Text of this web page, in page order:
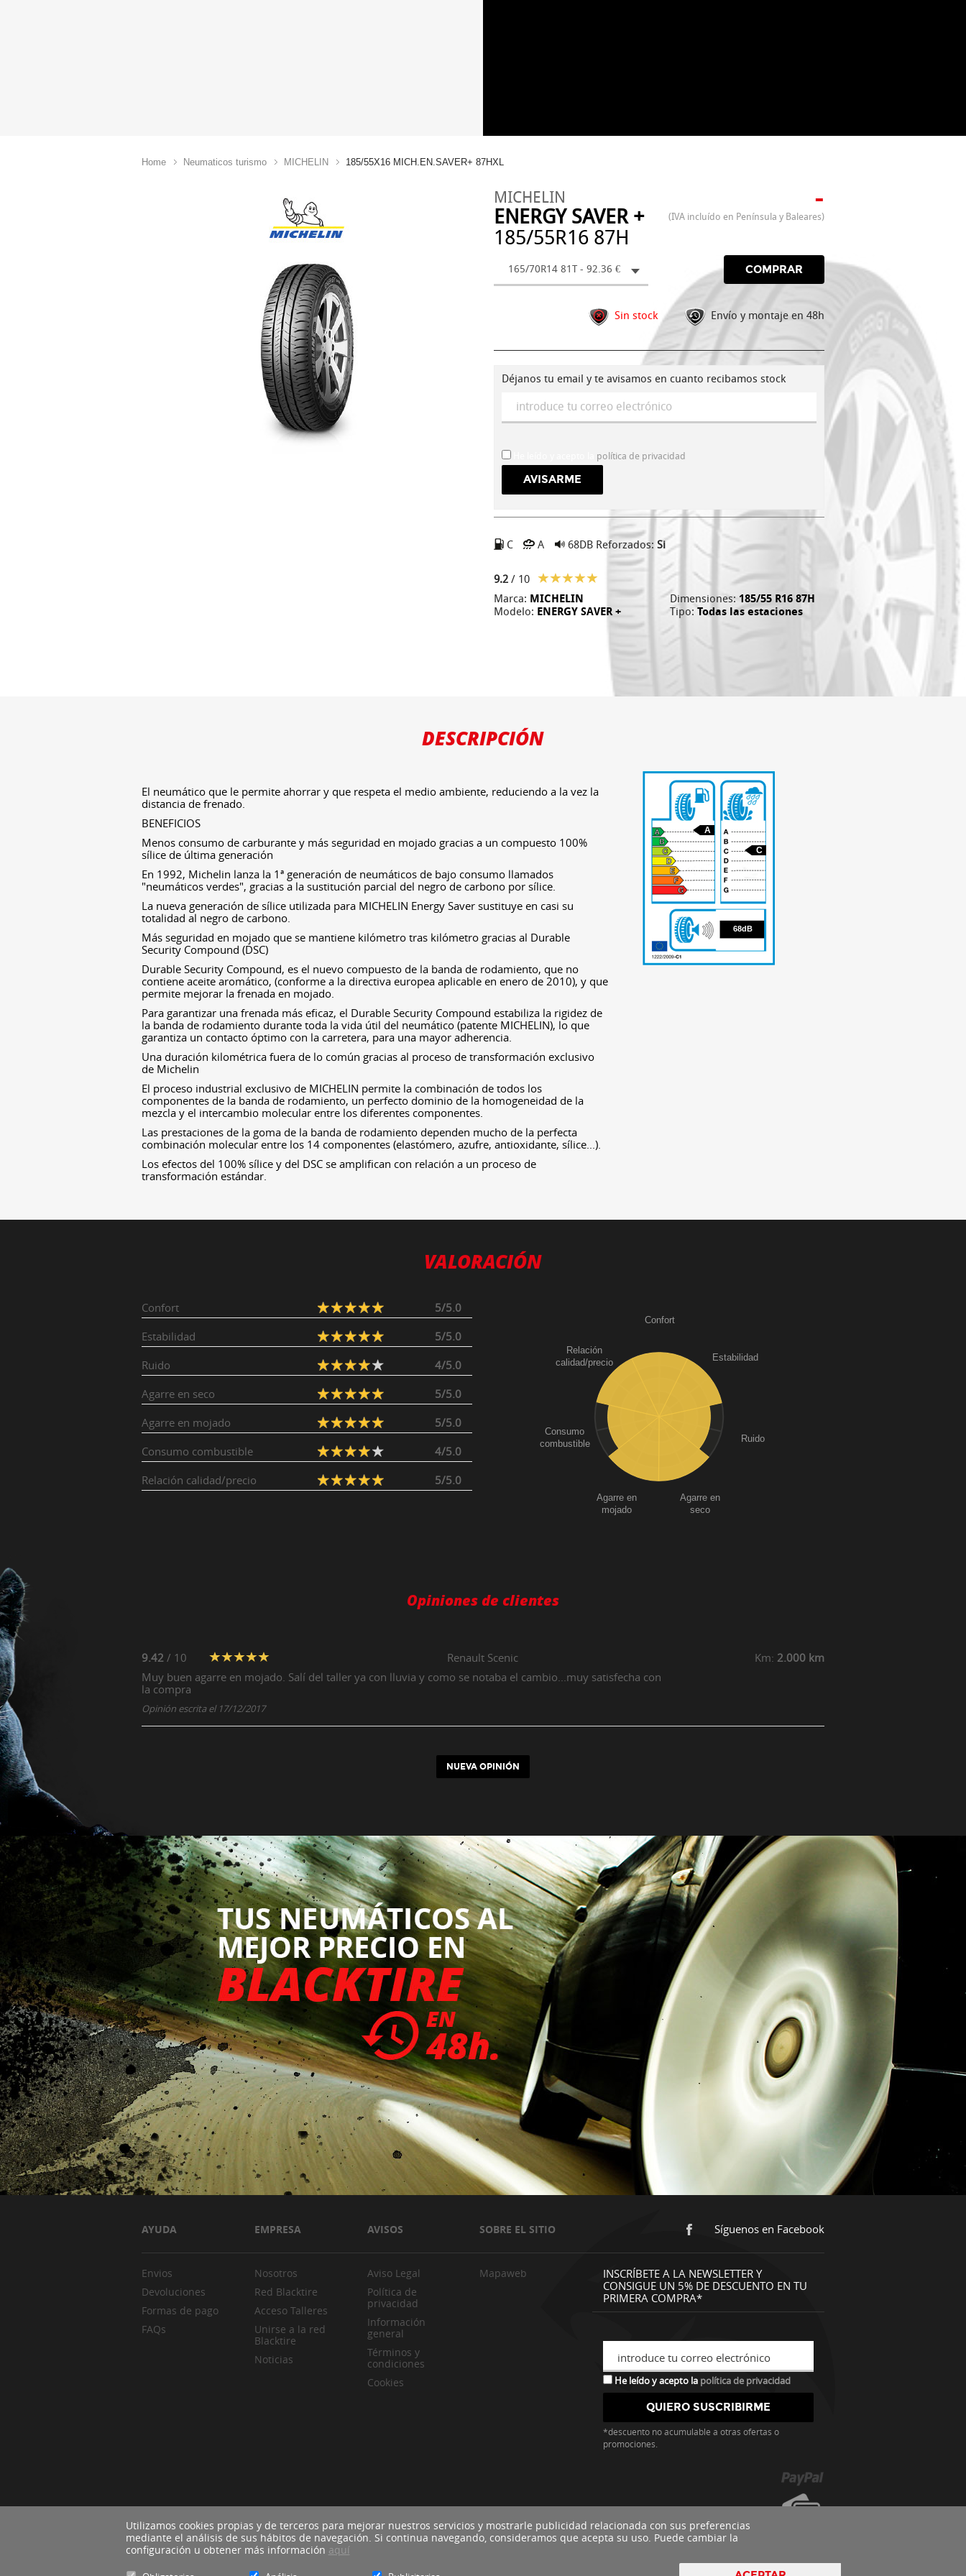
Home Neumaticos turismo MICHELIN 185/55X16 MICH.EN.SAVER+ 87HXL
MICHELIN
ENERGY SAVER +
185/55R16 87H
-
(IVA incluído en Península y Baleares)
165/70R14 81T - 92.36 € COMPRAR
Sin stock Envío y montaje en 48h
Déjanos tu email y te avisamos en cuanto recibamos stock
política de privacidad
C A 68DB Reforzados: Si
9.2 / 10
Marca: MICHELIN
Modelo: ENERGY SAVER +
Dimensiones: 185/55 R16 87H
Tipo: Todas las estaciones
DESCRIPCIÓN
El neumático que le permite ahorrar y que respeta el medio ambiente, reduciendo a la vez la
distancia de frenado.
BENEFICIOS
Menos consumo de carburante y más seguridad en mojado gracias a un compuesto 100%
sílice de última generación
En 1992, Michelin lanza la 1ª generación de neumáticos de bajo consumo llamados
"neumáticos verdes", gracias a la sustitución parcial del negro de carbono por sílice.
La nueva generación de sílice utilizada para MICHELIN Energy Saver sustituye en casi su
totalidad al negro de carbono.
Más seguridad en mojado que se mantiene kilómetro tras kilómetro gracias al Durable
Security Compound (DSC)
Durable Security Compound, es el nuevo compuesto de la banda de rodamiento, que no
contiene aceite aromático, (conforme a la directiva europea aplicable en enero de 2010), y que
permite mejorar la frenada en mojado.
Para garantizar una frenada más eficaz, el Durable Security Compound estabiliza la rigidez de
la banda de rodamiento durante toda la vida útil del neumático (patente MICHELIN), lo que
garantiza un contacto óptimo con la carretera, para una mayor adherencia.
Una duración kilométrica fuera de lo común gracias al proceso de transformación exclusivo
de Michelin
El proceso industrial exclusivo de MICHELIN permite la combinación de todos los
componentes de la banda de rodamiento, un perfecto dominio de la homogeneidad de la
mezcla y el intercambio molecular entre los diferentes componentes.
Las prestaciones de la goma de la banda de rodamiento dependen mucho de la perfecta
combinación molecular entre los 14 componentes (elastómero, azufre, antioxidante, sílice...).
Los efectos del 100% sílice y del DSC se amplifican con relación a un proceso de
transformación estándar.
68
A
C
68dB
VALORACIÓN
Confort
5/5.0
Estabilidad
5/5.0
Ruido
4/5.0
Agarre en seco
5/5.0
Agarre en mojado
5/5.0
Consumo combustible
4/5.0
Relación calidad/precio
5/5.0
Confort
Estabilidad
Ruido
Agarre en
seco
Agarre en
mojado
Consumo
combustible
Relación
calidad/precio
Opiniones de clientes
9.42 / 10 Renault Scenic Km: 2.000 km
Muy buen agarre en mojado. Salí del taller ya con lluvia y como se notaba el cambio...muy satisfecha con
la compra
Opinión escrita el 17/12/2017
NUEVA OPINIÓN
AYUDA EMPRESA AVISOS SOBRE EL SITIO Síguenos en Facebook
Envios
Devoluciones
Formas de pago
FAQs
Nosotros
Red Blacktire
Acceso Talleres
Unirse a la red
Blacktire
Noticias
Aviso Legal
Política de
privacidad
Información
general
Términos y
condiciones
Cookies
Mapaweb
INSCRÍBETE A LA NEWSLETTER Y
CONSIGUE UN 5% DE DESCUENTO EN TU
PRIMERA COMPRA*
introduce tu correo electrónico
He leído y acepto la política de privacidad
*descuento no acumulable a otras ofertas o
promociones.
Utilizamos cookies propias y de terceros para mejorar nuestros servicios y mostrarle publicidad relacionada con sus preferencias
mediante el análisis de sus hábitos de navegación. Si continua navegando, consideramos que acepta su uso. Puede cambiar la
configuración u obtener más información aquí